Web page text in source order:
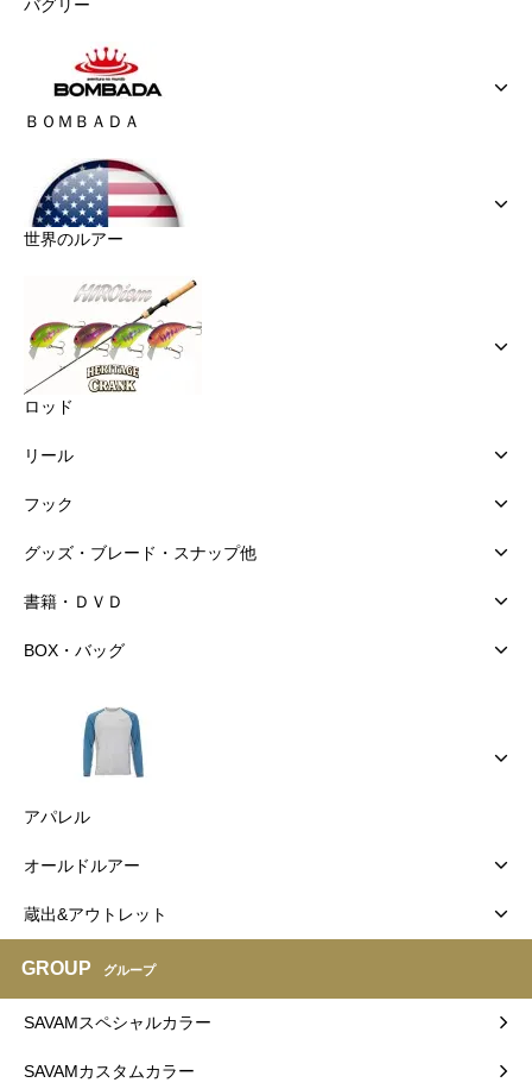
バグリー
ＢＯＭＢＡＤＡ
世界のルアー
ロッド
リール
フック
グッズ・ブレード・スナップ他
書籍・ＤＶＤ
BOX・バッグ
アパレル
オールドルアー
蔵出&アウトレット
GROUP グループ
SAVAMスペシャルカラー
SAVAMカスタムカラー